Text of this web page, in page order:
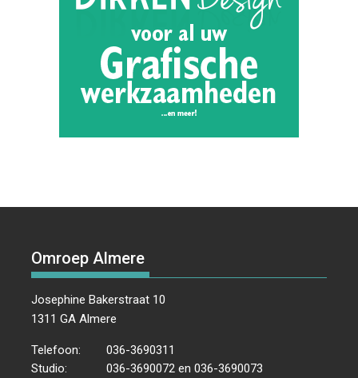
Omroep Almere
Josephine Bakerstraat 10
1311 GA Almere
Telefoon:
036-3690311
Studio:
036-3690072 en 036-3690073